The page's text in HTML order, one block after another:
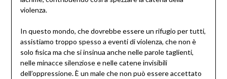
violenza.
In questo mondo, che dovrebbe essere un rifugio per tutti,
assistiamo troppo spesso a eventi di violenza, che non è
solo fisica ma che si insinua anche nelle parole taglienti,
nelle minacce silenziose e nelle catene invisibili
dell’oppressione. È un male che non può essere accettato